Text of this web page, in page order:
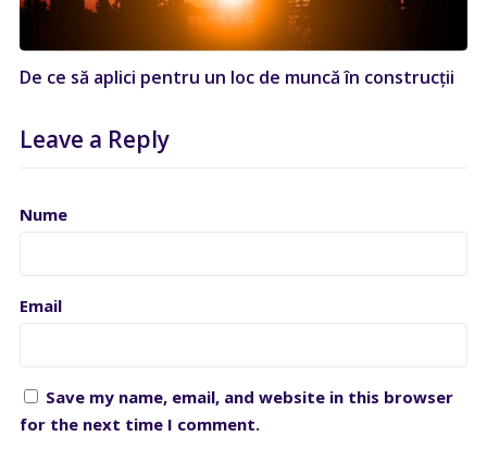
De ce să aplici pentru un loc de muncă în construcții
Leave a Reply
Nume
Email
Save my name, email, and website in this browser
for the next time I comment.